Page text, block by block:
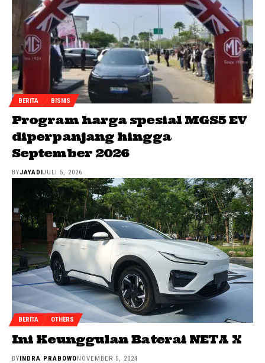
BERITA BISNIS
Program harga spesial MGS5 EV
diperpanjang hingga
September 2026
BYJAYADIJULI 5, 2026
BERITA OTHERS
Ini Keunggulan Baterai NETA X
BYINDRA PRABOWONOVEMBER 5, 2024